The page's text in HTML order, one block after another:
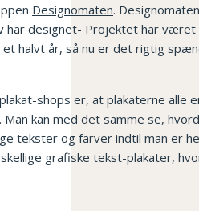
Designomaten.
har designet- Projektet har
halvt år, så nu er det rigtig
shops er, at plakaterne alle
kan med det samme se,
tekster og farver indtil man er
grafiske tekst-plakater,